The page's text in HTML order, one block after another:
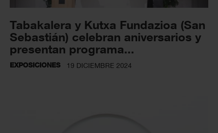
Tabakalera y Kutxa Fundazioa (San
Sebastián) celebran aniversarios y
presentan programa...
EXPOSICIONES 19 DICIEMBRE 2024